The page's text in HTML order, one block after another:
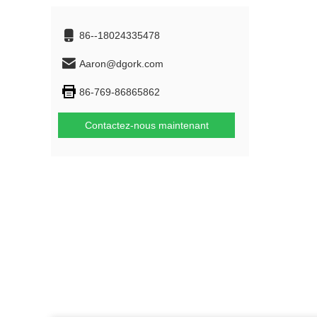
86--18024335478
Aaron@dgork.com
86-769-86865862
Contactez-nous maintenant